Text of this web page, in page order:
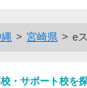
宮崎県 e
・サポート校を